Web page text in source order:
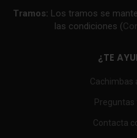
Tramos: Los tramos se
las condiciones (
¿TE
Cachimbas
Contacta